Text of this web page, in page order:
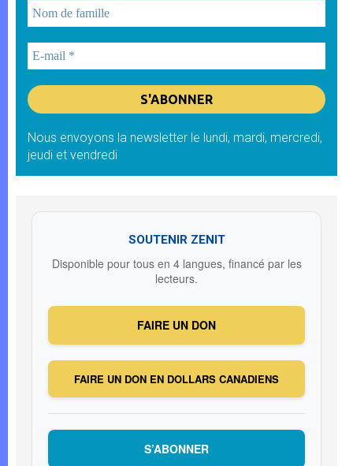
Nous envoyons la newsletter le lundi, mardi, mercredi,
jeudi et vendredi
SOUTENIR ZENIT
Disponible pour tous en 4 langues, financé par les
lecteurs.
FAIRE UN DON
FAIRE UN DON EN DOLLARS CANADIENS
S’ABONNER